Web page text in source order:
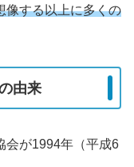
像する以上に多くの
由来
会が1994年（平成6